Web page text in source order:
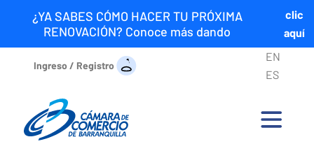
¿YA SABES CÓMO HACER TU PRÓXIMA
RENOVACIÓN? Conoce más dando
clic
aquí
Ingreso / Registro
EN
ES